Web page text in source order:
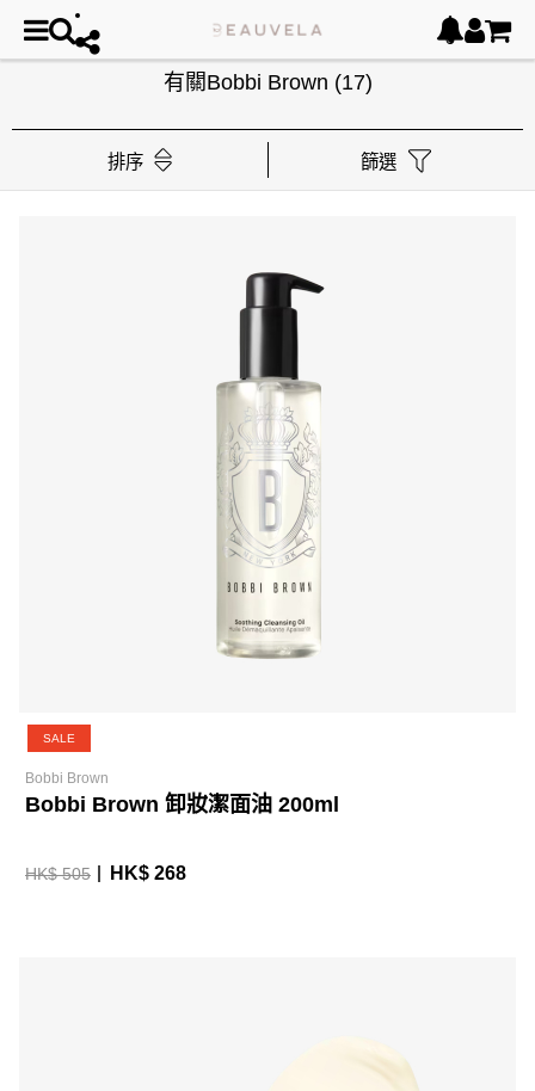
有關Bobbi Brown (17)
排序 篩選
SALE
Bobbi Brown
Bobbi Brown 卸妝潔面油 200ml
HK$ 505 HK$ 268